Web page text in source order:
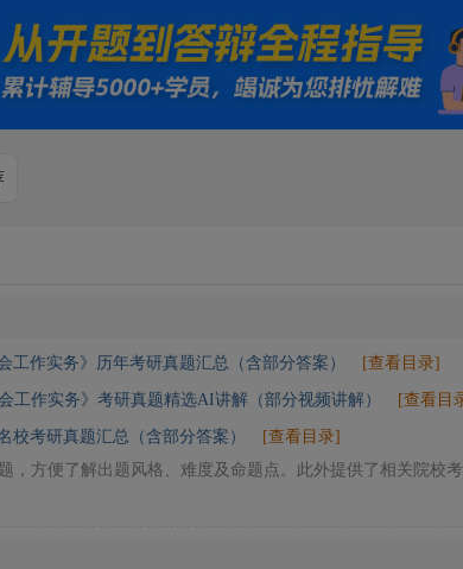
工作实务》历年考研真题汇总（含部分答案） [查看目录]
工作实务》考研真题精选AI讲解（部分视频讲解） [查看目
校考研真题汇总（含部分答案）
[查看目录]
，方便了解出题风格、难度及命题点。此外提供了相关院校